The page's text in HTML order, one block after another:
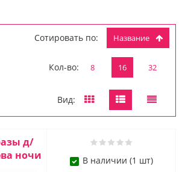
Сотировать по: Название
Кол-во: 8 16 32
Вид:
д/
ночи
В наличии (1 шт)